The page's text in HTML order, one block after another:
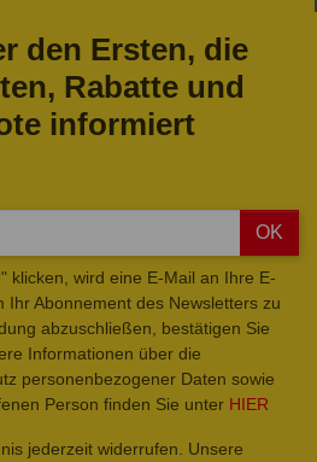
den Ersten, die
Rabatte und
informiert
OK
klicken, wird eine E-Mail an Ihre E-
Ihr Abonnement des Newsletters zu
abzuschließen, bestätigen Sie
Informationen über die
personenbezogener Daten sowie
Person finden Sie unter HIER
jederzeit widerrufen. Unsere